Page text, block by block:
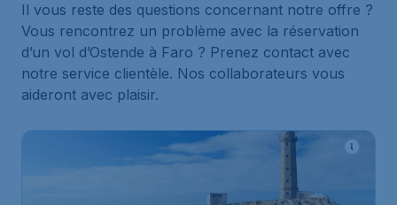
Il vous reste des questions concernant notre offre ?
Vous rencontrez un problème avec la réservation
d’un vol d’Ostende à Faro ? Prenez contact avec
notre service clientèle. Nos collaborateurs vous
aideront avec plaisir.